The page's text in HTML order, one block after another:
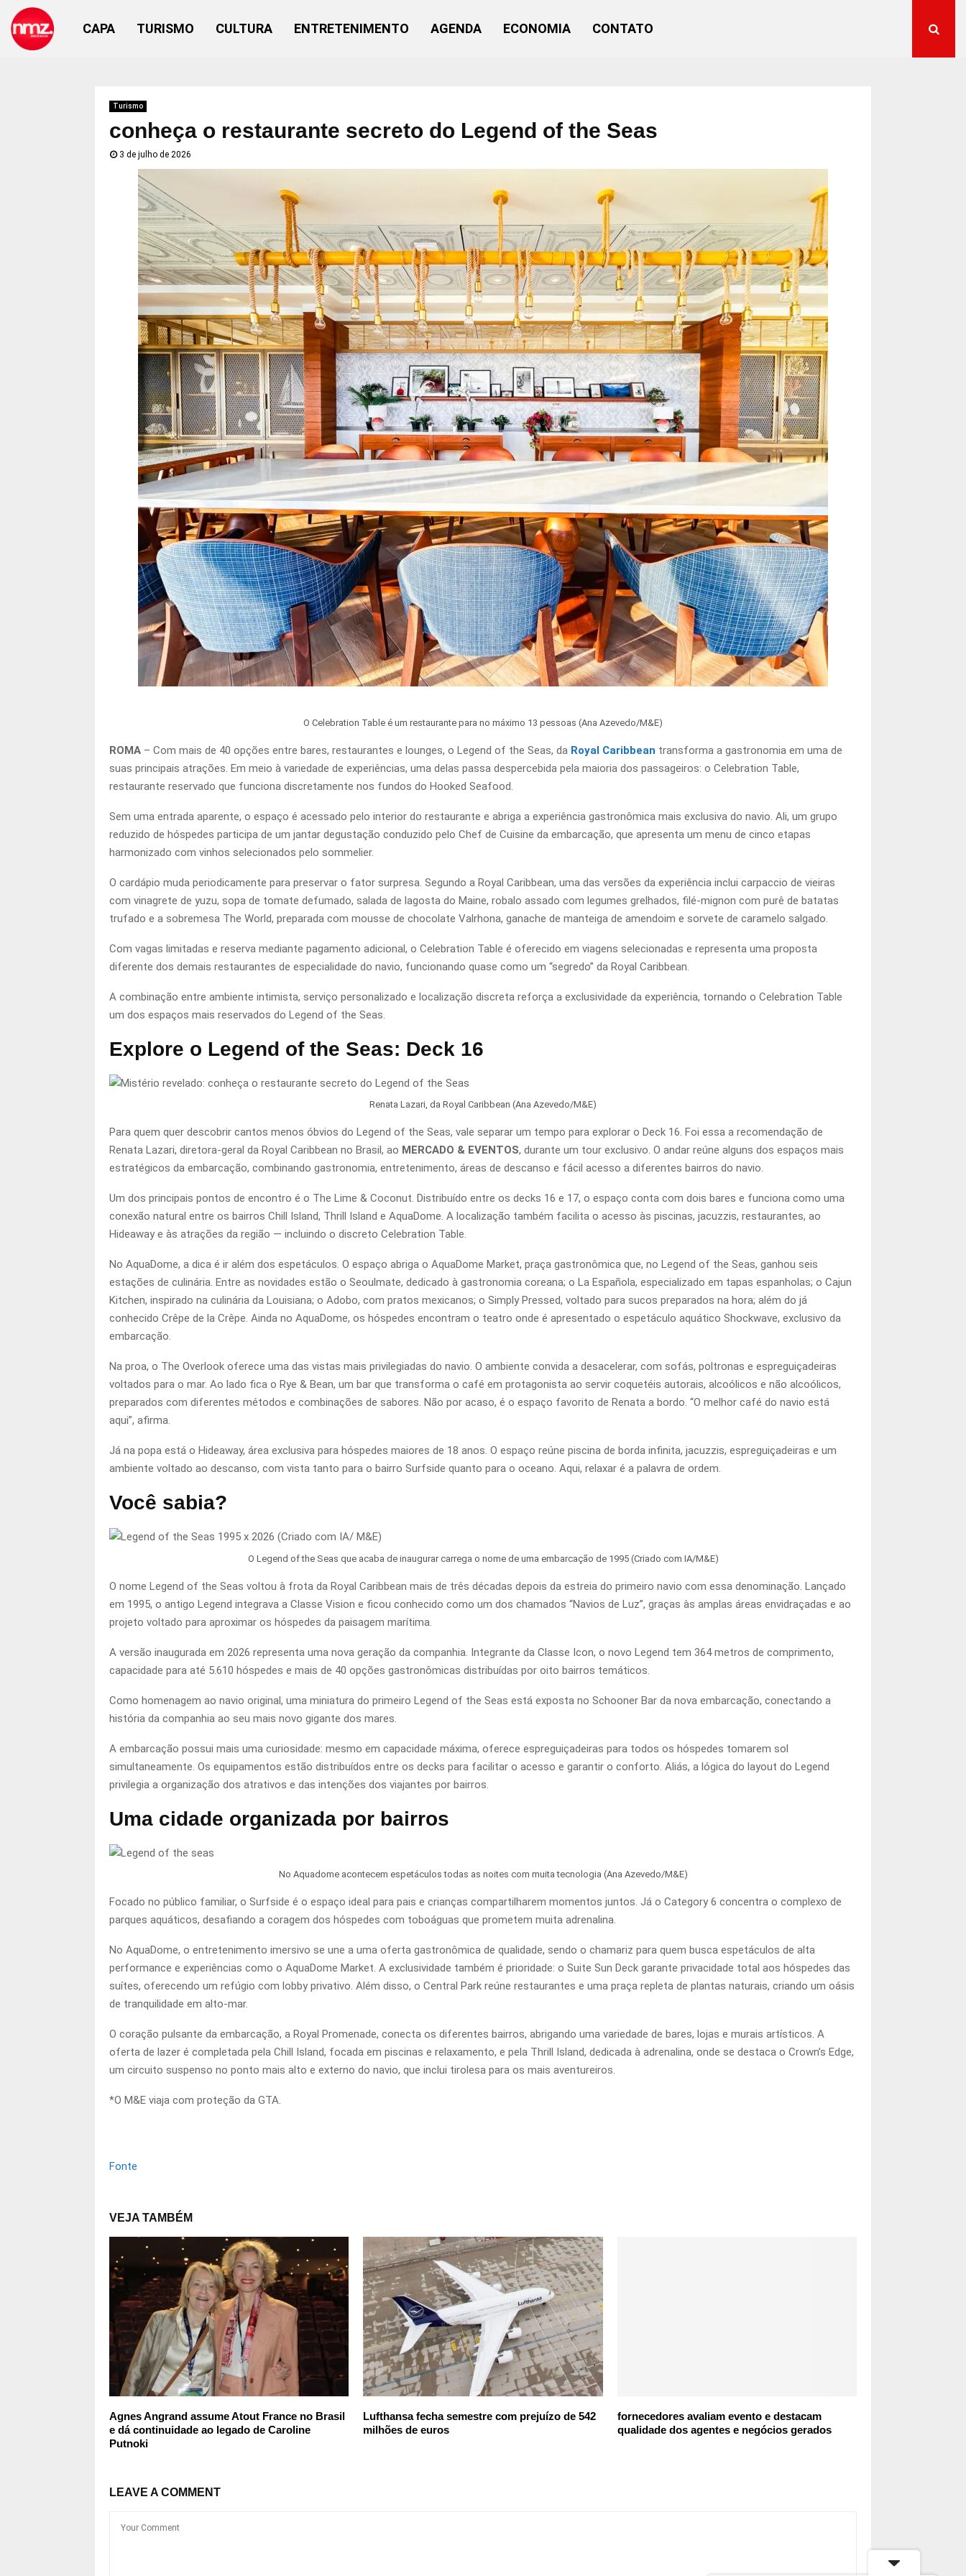
CAPA TURISMO CULTURA ENTRETENIMENTO AGENDA ECONOMIA CONTATO
Turismo
conheça o restaurante secreto do Legend of the Seas
3 de julho de 2026
O Celebration Table é um restaurante para no máximo 13 pessoas (Ana Azevedo/M&E)
ROMA – Com mais de 40 opções entre bares, restaurantes e lounges, o Legend of the Seas, da Royal Caribbean transforma a gastronomia em uma de
suas principais atrações. Em meio à variedade de experiências, uma delas passa despercebida pela maioria dos passageiros: o Celebration Table,
restaurante reservado que funciona discretamente nos fundos do Hooked Seafood.
Sem uma entrada aparente, o espaço é acessado pelo interior do restaurante e abriga a experiência gastronômica mais exclusiva do navio. Ali, um grupo
reduzido de hóspedes participa de um jantar degustação conduzido pelo Chef de Cuisine da embarcação, que apresenta um menu de cinco etapas
harmonizado com vinhos selecionados pelo sommelier.
O cardápio muda periodicamente para preservar o fator surpresa. Segundo a Royal Caribbean, uma das versões da experiência inclui carpaccio de vieiras
com vinagrete de yuzu, sopa de tomate defumado, salada de lagosta do Maine, robalo assado com legumes grelhados, filé-mignon com purê de batatas
trufado e a sobremesa The World, preparada com mousse de chocolate Valrhona, ganache de manteiga de amendoim e sorvete de caramelo salgado.
Com vagas limitadas e reserva mediante pagamento adicional, o Celebration Table é oferecido em viagens selecionadas e representa uma proposta
diferente dos demais restaurantes de especialidade do navio, funcionando quase como um “segredo” da Royal Caribbean.
A combinação entre ambiente intimista, serviço personalizado e localização discreta reforça a exclusividade da experiência, tornando o Celebration Table
um dos espaços mais reservados do Legend of the Seas.
Explore o Legend of the Seas: Deck 16
Renata Lazari, da Royal Caribbean (Ana Azevedo/M&E)
Para quem quer descobrir cantos menos óbvios do Legend of the Seas, vale separar um tempo para explorar o Deck 16. Foi essa a recomendação de
Renata Lazari, diretora-geral da Royal Caribbean no Brasil, ao MERCADO & EVENTOS, durante um tour exclusivo. O andar reúne alguns dos espaços mais
estratégicos da embarcação, combinando gastronomia, entretenimento, áreas de descanso e fácil acesso a diferentes bairros do navio.
Um dos principais pontos de encontro é o The Lime & Coconut. Distribuído entre os decks 16 e 17, o espaço conta com dois bares e funciona como uma
conexão natural entre os bairros Chill Island, Thrill Island e AquaDome. A localização também facilita o acesso às piscinas, jacuzzis, restaurantes, ao
Hideaway e às atrações da região — incluindo o discreto Celebration Table.
No AquaDome, a dica é ir além dos espetáculos. O espaço abriga o AquaDome Market, praça gastronômica que, no Legend of the Seas, ganhou seis
estações de culinária. Entre as novidades estão o Seoulmate, dedicado à gastronomia coreana; o La Española, especializado em tapas espanholas; o Cajun
Kitchen, inspirado na culinária da Louisiana; o Adobo, com pratos mexicanos; o Simply Pressed, voltado para sucos preparados na hora; além do já
conhecido Crêpe de la Crêpe. Ainda no AquaDome, os hóspedes encontram o teatro onde é apresentado o espetáculo aquático Shockwave, exclusivo da
embarcação.
Na proa, o The Overlook oferece uma das vistas mais privilegiadas do navio. O ambiente convida a desacelerar, com sofás, poltronas e espreguiçadeiras
voltados para o mar. Ao lado fica o Rye & Bean, um bar que transforma o café em protagonista ao servir coquetéis autorais, alcoólicos e não alcoólicos,
preparados com diferentes métodos e combinações de sabores. Não por acaso, é o espaço favorito de Renata a bordo. “O melhor café do navio está
aqui”, afirma.
Já na popa está o Hideaway, área exclusiva para hóspedes maiores de 18 anos. O espaço reúne piscina de borda infinita, jacuzzis, espreguiçadeiras e um
ambiente voltado ao descanso, com vista tanto para o bairro Surfside quanto para o oceano. Aqui, relaxar é a palavra de ordem.
Você sabia?
O Legend of the Seas que acaba de inaugurar carrega o nome de uma embarcação de 1995 (Criado com IA/M&E)
O nome Legend of the Seas voltou à frota da Royal Caribbean mais de três décadas depois da estreia do primeiro navio com essa denominação. Lançado
em 1995, o antigo Legend integrava a Classe Vision e ficou conhecido como um dos chamados “Navios de Luz”, graças às amplas áreas envidraçadas e ao
projeto voltado para aproximar os hóspedes da paisagem marítima.
A versão inaugurada em 2026 representa uma nova geração da companhia. Integrante da Classe Icon, o novo Legend tem 364 metros de comprimento,
capacidade para até 5.610 hóspedes e mais de 40 opções gastronômicas distribuídas por oito bairros temáticos.
Como homenagem ao navio original, uma miniatura do primeiro Legend of the Seas está exposta no Schooner Bar da nova embarcação, conectando a
história da companhia ao seu mais novo gigante dos mares.
A embarcação possui mais uma curiosidade: mesmo em capacidade máxima, oferece espreguiçadeiras para todos os hóspedes tomarem sol
simultaneamente. Os equipamentos estão distribuídos entre os decks para facilitar o acesso e garantir o conforto. Aliás, a lógica do layout do Legend
privilegia a organização dos atrativos e das intenções dos viajantes por bairros.
Uma cidade organizada por bairros
No Aquadome acontecem espetáculos todas as noites com muita tecnologia (Ana Azevedo/M&E)
Focado no público familiar, o Surfside é o espaço ideal para pais e crianças compartilharem momentos juntos. Já o Category 6 concentra o complexo de
parques aquáticos, desafiando a coragem dos hóspedes com toboáguas que prometem muita adrenalina.
No AquaDome, o entretenimento imersivo se une a uma oferta gastronômica de qualidade, sendo o chamariz para quem busca espetáculos de alta
performance e experiências como o AquaDome Market. A exclusividade também é prioridade: o Suite Sun Deck garante privacidade total aos hóspedes das
suítes, oferecendo um refúgio com lobby privativo. Além disso, o Central Park reúne restaurantes e uma praça repleta de plantas naturais, criando um oásis
de tranquilidade em alto-mar.
O coração pulsante da embarcação, a Royal Promenade, conecta os diferentes bairros, abrigando uma variedade de bares, lojas e murais artísticos. A
oferta de lazer é completada pela Chill Island, focada em piscinas e relaxamento, e pela Thrill Island, dedicada à adrenalina, onde se destaca o Crown’s Edge,
um circuito suspenso no ponto mais alto e externo do navio, que inclui tirolesa para os mais aventureiros.
*O M&E viaja com proteção da GTA.
Fonte
VEJA TAMBÉM
Agnes Angrand assume Atout France no Brasil
e dá continuidade ao legado de Caroline
Putnoki
Lufthansa fecha semestre com prejuízo de 542
milhões de euros
fornecedores avaliam evento e destacam
qualidade dos agentes e negócios gerados
LEAVE A COMMENT